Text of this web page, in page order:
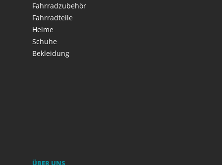
Fahrradzubehör
Fahrradteile
Helme
Schuhe
Bekleidung
ÜBER UNS